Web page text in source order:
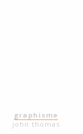
graphisme
john thomas